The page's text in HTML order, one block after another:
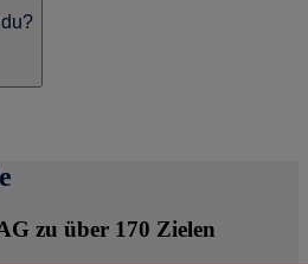
zu über 170 Zielen